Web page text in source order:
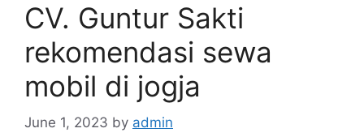
CV. Guntur Sakti
rekomendasi sewa
mobil di jogja
June 1, 2023 by admin